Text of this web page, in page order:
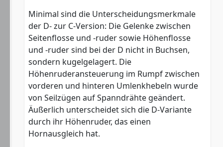
Minimal sind die Unterscheidungsmerkmale
der D- zur C-Version: Die Gelenke zwischen
Seitenflosse und -ruder sowie Höhenflosse
und -ruder sind bei der D nicht in Buchsen,
sondern kugelgelagert. Die
Höhenruderansteuerung im Rumpf zwischen
vorderen und hinteren Umlenkhebeln wurde
von Seilzügen auf Spanndrähte geändert.
Äußerlich unterscheidet sich die D-Variante
durch ihr Höhenruder, das einen
Hornausgleich hat.